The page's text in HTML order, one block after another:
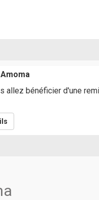
allez bénéficier d'une